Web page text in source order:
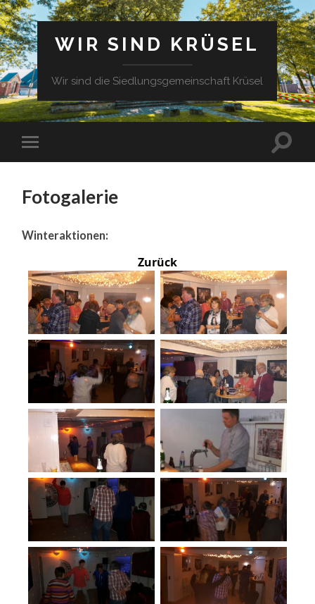
WIR SIND KRÜSEL
Wir sind die Siedlungsgemeinschaft Krüsel
Fotogalerie
Winteraktionen:
Zurück